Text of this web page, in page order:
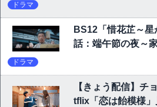
ドラマ
BS12「惜花芷～
話：端午節の夜～
ドラマ
【きょう配信】チ
tflix「恋は飴模様